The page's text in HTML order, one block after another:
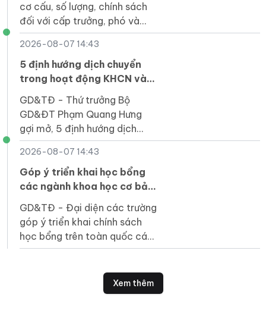
cơ cấu, số lượng, chính sách
đối với cấp trưởng, phó và
nhân sự hỗ trợ khi sắp xếp cơ
sở giáo dục công lập.
2026-08-07 14:43
5 định hướng dịch chuyển
trong hoạt động KHCN và
đổi mới sáng tạo
GD&TĐ - Thứ trưởng Bộ
GD&ĐT Phạm Quang Hưng
gợi mở, 5 định hướng dịch
chuyển trong hoạt động khoa
học, công nghệ và đổi mới
sáng tạo.
2026-08-07 14:43
Góp ý triển khai học bổng
các ngành khoa học cơ bản
và công nghệ chiến lược
GD&TĐ - Đại diện các trường
góp ý triển khai chính sách
học bổng trên toàn quốc các
ngành khoa học cơ bản, kỹ
Xem thêm